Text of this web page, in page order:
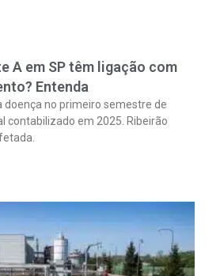
A em SP têm ligação com
Entenda
doença no primeiro semestre de
contabilizado em 2025. Ribeirão